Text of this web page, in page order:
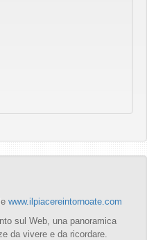
www.ilpiacereintornoate.com
sul Web, una panoramica
da vivere e da ricordare.